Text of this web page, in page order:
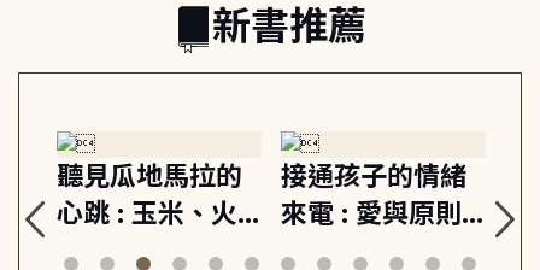
新書推薦
聽見瓜地馬拉的
心跳 : 玉米、火
山與信仰, 外交官
接通孩子的情緒
來電 : 愛與原則,
建立教養的安定
關